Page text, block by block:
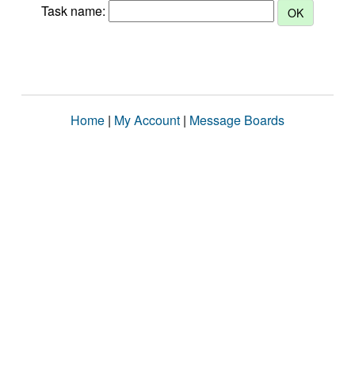
Task name:
Home | My Account | Message Boards